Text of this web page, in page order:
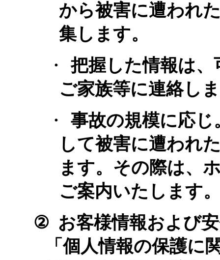
から被害に遭われ
集します。
・
把握した情報は
ご家族等に連絡し
・
事故の規模に応
して被害に遭われ
ます。その際は、
ご案内いたします
② お客様情報および
「個人情報の保護に